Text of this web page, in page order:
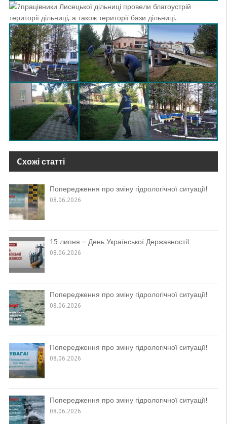
працівники Лисецької дільниці провели благоустрій
території дільниці, а також території бази дільниці.
Cхожі статті
Попередження про зміну гідрологічної ситуації!
08.06.2026
15 липня – День Української Державності!
08.06.2026
Попередження про зміну гідрологічної ситуації!
08.06.2026
Попередження про зміну гідрологічної ситуації!
08.06.2026
Попередження про зміну гідрологічної ситуації!
08.06.2026